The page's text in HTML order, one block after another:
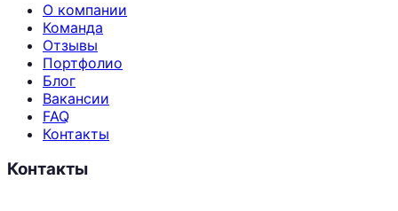
О компании
Команда
Отзывы
Портфолио
Блог
Вакансии
FAQ
Контакты
Контакты